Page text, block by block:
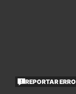
REPORTAR ERRO